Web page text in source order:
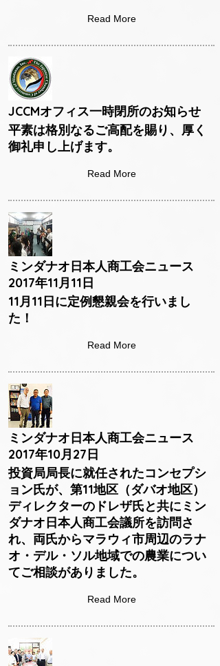
Read More
JCCMオフィス一時閉所のお知らせ
平素は格別なるご高配を賜り、厚く
御礼申し上げます。
Read More
ミンダナオ日本人商工会ニュース
2017年11月11日
11月11日に定例懇親会を行いまし
た！
Read More
ミンダナオ日本人商工会ニュース
2017年10月27日
投資局局長に就任されたコンセプシ
ョン氏が、第11地区（ダバオ地区）
ディレクターのドレザ氏と共にミン
ダナオ日本人商工会議所を訪問さ
れ、両氏からマラウィ市周辺のラナ
オ・デル・ソル地域での農業につい
てご相談がありました。
Read More